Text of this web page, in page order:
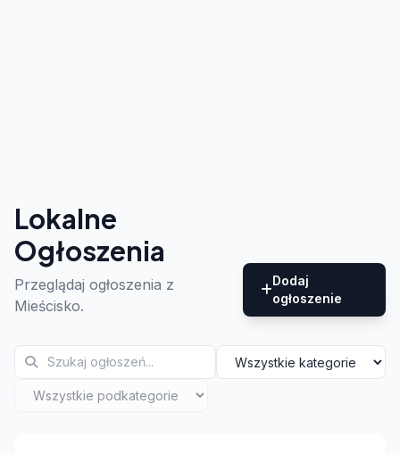
Lokalne
Ogłoszenia
Przeglądaj ogłoszenia z
Mieścisko.
Dodaj
ogłoszenie